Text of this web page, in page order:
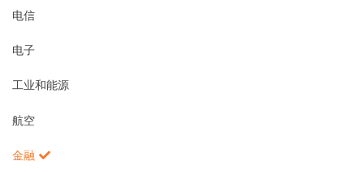
电信
电子
工业和能源
航空
金融